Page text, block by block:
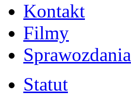
Kontakt
Filmy
Sprawozdania
Statut